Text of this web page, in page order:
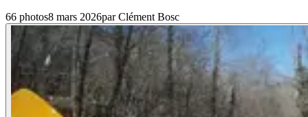
66 photos8 mars 2026parClément Bosc